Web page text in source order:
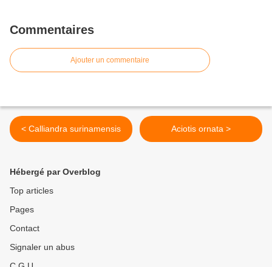
Commentaires
Ajouter un commentaire
< Calliandra surinamensis Aciotis ornata >
Hébergé par Overblog
Top articles
Pages
Contact
Signaler un abus